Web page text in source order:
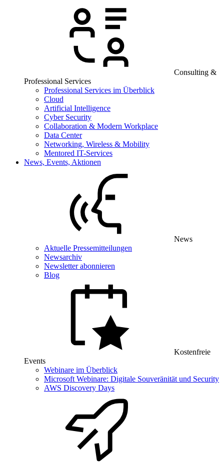
Consulting &
Professional Services
Professional Services im Überblick
Cloud
Artificial Intelligence
Cyber Security
Collaboration & Modern Workplace
Data Center
Networking, Wireless & Mobility
Mentored IT-Services
News, Events, Aktionen
News
Aktuelle Pressemitteilungen
Newsarchiv
Newsletter abonnieren
Blog
Kostenfreie
Events
Webinare im Überblick
Microsoft Webinare: Digitale Souveränität und Security
AWS Discovery Days